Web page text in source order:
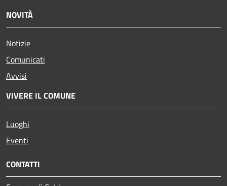
NOVITÀ
Notizie
Comunicati
Avvisi
VIVERE IL COMUNE
Luoghi
Eventi
CONTATTI